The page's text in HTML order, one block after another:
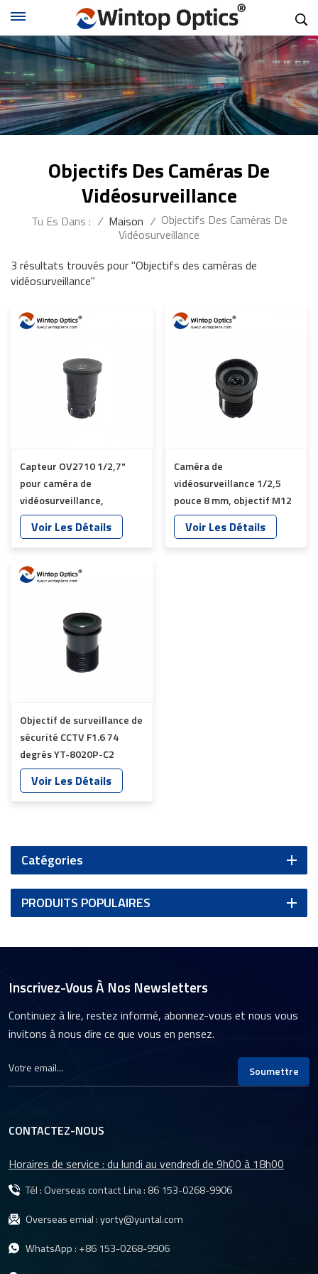
Objectifs Des Caméras De
Vidéosurveillance
Tu Es Dans : / Maison / Objectifs Des Caméras De
Vidéosurveillance
3 résultats trouvés pour "Objectifs des caméras de
vidéosurveillance"
Capteur OV2710 1/2,7"
pour caméra de
vidéosurveillance,
objectifs 35 mm YT-
4983P-A2
Voir Les Détails
Caméra de
vidéosurveillance 1/2,5
pouce 8 mm, objectif M12
YT-4981P-A2
Voir Les Détails
Objectif de surveillance de
sécurité CCTV F1.6 74
degrés YT-8020P-C2
Voir Les Détails
Catégories
PRODUITS POPULAIRES
Inscrivez-Vous À Nos Newsletters
Continuez à lire, restez informé, abonnez-vous et nous vous
invitons à nous dire ce que vous en pensez.
Soumettre
CONTACTEZ-NOUS
Horaires de service : du lundi au vendredi de 9h00 à 18h00
Tél : Overseas contact Lina : 86 153-0268-9906
Overseas emial :yorty@yuntal.com
WhatsApp : +86 153-0268-9906